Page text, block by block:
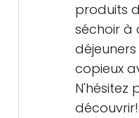
produits
séchoir à
copieux
N'hésitez
découvrir!